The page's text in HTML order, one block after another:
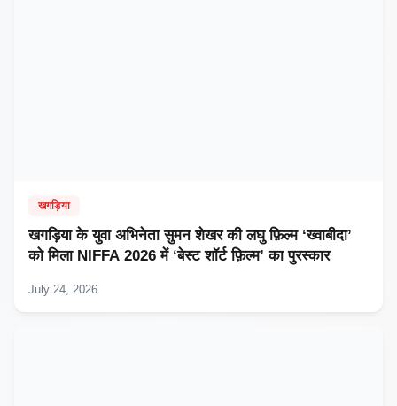
खगड़िया
खगड़िया के युवा अभिनेता सुमन शेखर की लघु फ़िल्म ‘ख्वाबीदा’
को मिला NIFFA 2026 में ‘बेस्ट शॉर्ट फ़िल्म’ का पुरस्कार
July 24, 2026